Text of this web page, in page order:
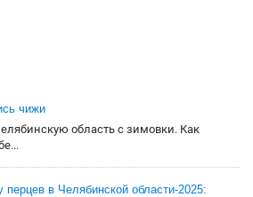
чижи
область с зимовки. Как
перцев в Челябинской области-2025: